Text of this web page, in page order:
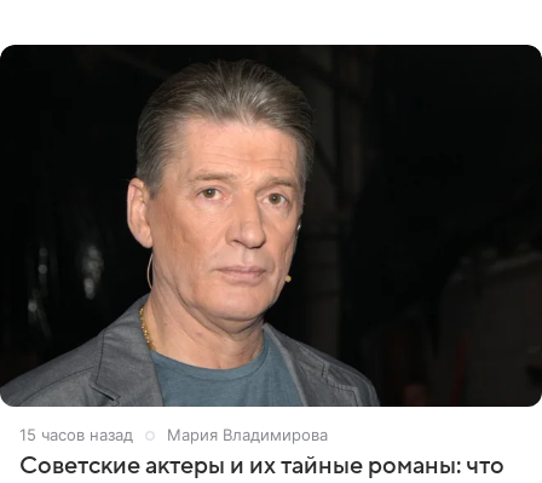
15 часов назад Мария Владимирова
Советские актеры и их тайные романы: что